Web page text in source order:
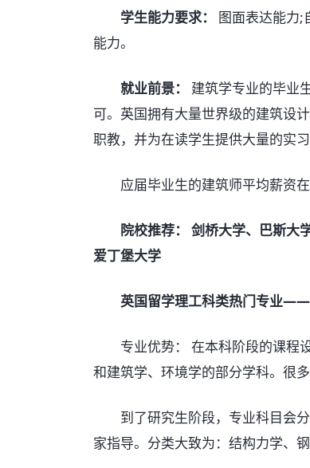
学生能力要求：
图面表达能力;
能力。
就业前景： 建筑学专业的毕业
可。英国拥有大量世界级的建筑设
职教，并为在读学生提供大量的实习
应届毕业生的建筑师平均薪资在
院校推荐： 剑桥大学、巴斯大
爱丁堡大学
英国留学理工科类热门专业
专业优势： 在本科阶段的课程设
和建筑学、环境学的部分学科。很
到了研究生阶段，专业科目会分
家指导。分类大致为：结构力学、